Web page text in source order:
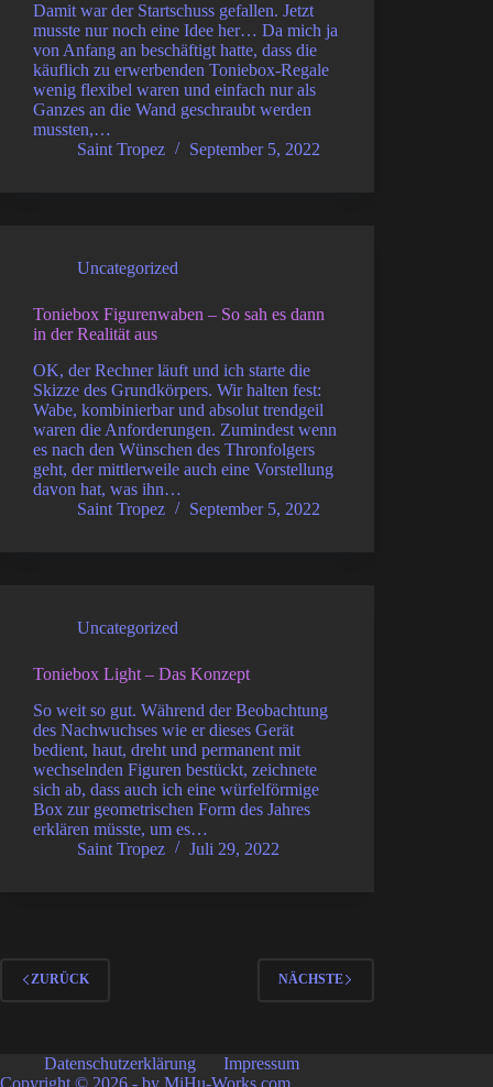
Damit war der Startschuss gefallen. Jetzt
musste nur noch eine Idee her… Da mich ja
von Anfang an beschäftigt hatte, dass die
käuflich zu erwerbenden Toniebox-Regale
wenig flexibel waren und einfach nur als
Ganzes an die Wand geschraubt werden
mussten,…
Saint Tropez
September 5, 2022
Uncategorized
Toniebox Figurenwaben – So sah es dann
in der Realität aus
OK, der Rechner läuft und ich starte die
Skizze des Grundkörpers. Wir halten fest:
Wabe, kombinierbar und absolut trendgeil
waren die Anforderungen. Zumindest wenn
es nach den Wünschen des Thronfolgers
geht, der mittlerweile auch eine Vorstellung
davon hat, was ihn…
Saint Tropez
September 5, 2022
Uncategorized
Toniebox Light – Das Konzept
So weit so gut. Während der Beobachtung
des Nachwuchses wie er dieses Gerät
bedient, haut, dreht und permanent mit
wechselnden Figuren bestückt, zeichnete
sich ab, dass auch ich eine würfelförmige
Box zur geometrischen Form des Jahres
erklären müsste, um es…
Saint Tropez
Juli 29, 2022
ZURÜCK NÄCHSTE
Datenschutzerklärung
Impressum
Copyright © 2026 - by MiHu-Works.com